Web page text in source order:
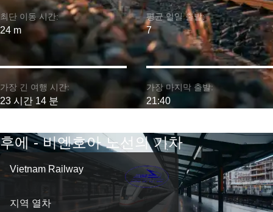
최단 이동 시간:
24 m
가장 긴 여행 시간:
23 시간 14 분
평균 일일 출발:
7
가장 마지막 출발:
21:40
후에 - 비엔호아 노선의 기차
Vietnam Railway
지역 열차